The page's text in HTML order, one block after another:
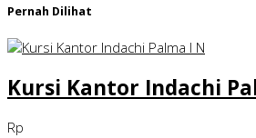
Pernah Dilihat
Kursi Kantor Indachi
Rp